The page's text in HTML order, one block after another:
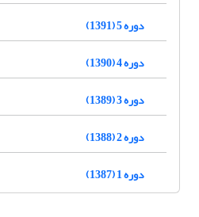
دوره 5 (1391)
دوره 4 (1390)
دوره 3 (1389)
دوره 2 (1388)
دوره 1 (1387)